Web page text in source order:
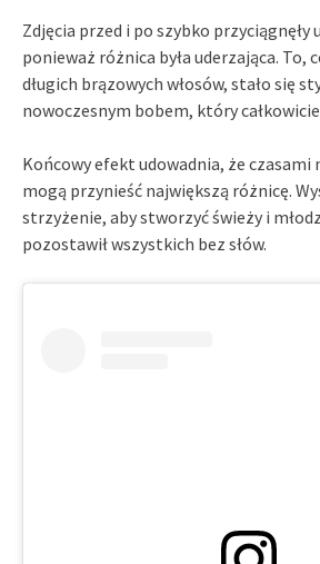
Zdjęcia przed i po szybko przyciągnęły
ponieważ różnica była uderzająca. To,
długich brązowych włosów, stało się
nowoczesnym bobem, który
Końcowy efekt udowadnia, że
mogą przynieść największą różnicę.
strzyżenie, aby stworzyć świeży i
pozostawił wszystkich bez słów.